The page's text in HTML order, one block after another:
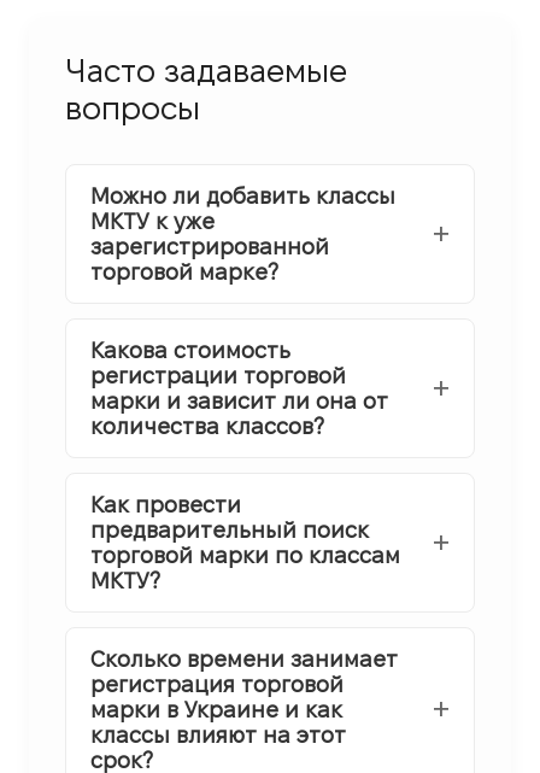
Часто задаваемые
вопросы
Можно ли добавить классы
МКТУ к уже
зарегистрированной
торговой марке?
Какова стоимость
регистрации торговой
марки и зависит ли она от
количества классов?
Как провести
предварительный поиск
торговой марки по классам
МКТУ?
Сколько времени занимает
регистрация торговой
марки в Украине и как
классы влияют на этот
срок?